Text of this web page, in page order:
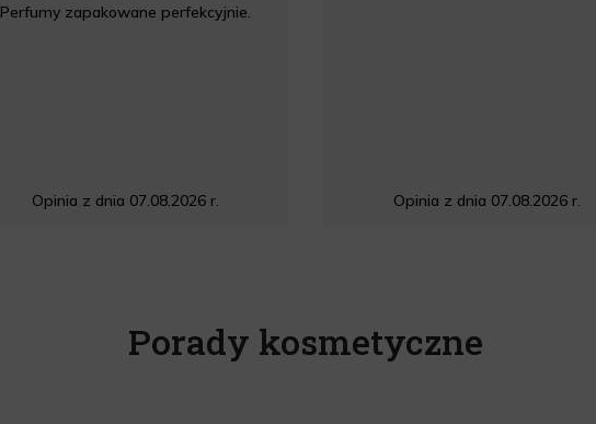
Perfumy zapakowane perfekcyjnie.
Opinia z dnia 07.08.2026 r. Opinia z dnia 07.08.2026 r.
Porady kosmetyczne